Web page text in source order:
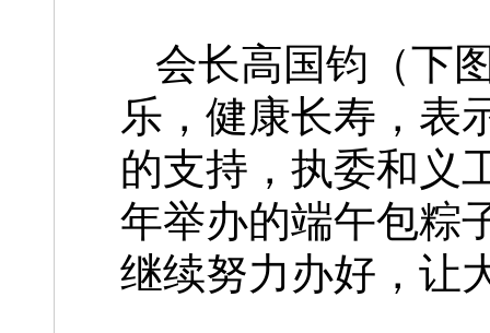
会长高国钧（下
乐，健康长寿，表
的支持，执委和义
年举办的端午包粽
继续努力办好，让